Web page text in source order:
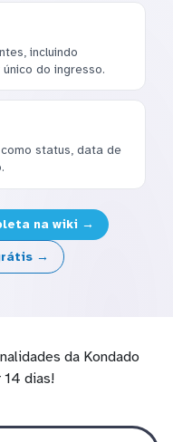
incluindo
do ingresso.
status, data de
na wiki →
→
da Kondado
dias!